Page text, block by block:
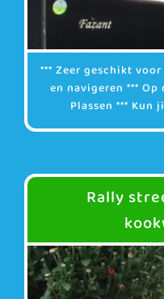
*** Zeer geschikt
en navigeren ***
Plassen *** Kun
Rally